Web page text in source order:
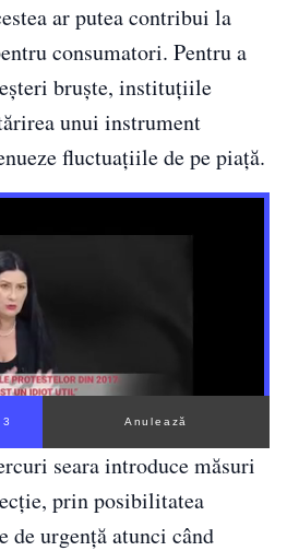
ar putea contribui la
consumatori. Pentru a
bruște, instituțiile
unui instrument
fluctuațiile de pe piață.
Anulează
seara introduce măsuri
prin posibilitatea
urgență atunci când